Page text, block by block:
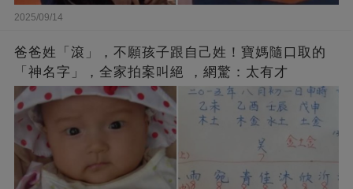
2025/09/14
爸爸姓「滾」，不願孩子跟自己姓！寶媽隨口取的
「神名字」，全家拍案叫絕 ，網驚：太有才